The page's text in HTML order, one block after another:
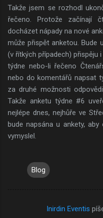
Takže jsem se rozhodl
řečeno. Protože začínají
docházet nápady na nové
může přispět anketou. Bude
(v řítkých případech) přispěju
týdne nebo-li řečeno
nebo do komentářů napsat
za druhé možnosti
Takže anketu týdne #6
nejlépe dnes, nejhůře ve
bude napsána u ankety,
vymyslel.
Blog
Inirdin Eventis